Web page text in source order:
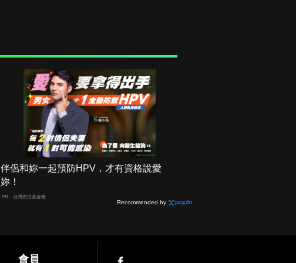
伴侶和妳一起預防HPV，才有資格說愛
妳！
PR・台灣癌症基金會
Recommended by
會員